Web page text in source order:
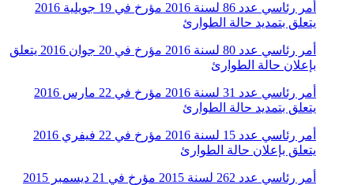
أمر رئاسي عدد 86 لسنة 2016 مؤرخ في 19 جويلية 2016
يتعلق بتمديد حالة الطوارئ
أمر رئاسي عدد 80 لسنة 2016 مؤرخ في 20 جوان 2016 يتعلق
بإعلان حالة الطوارئ
أمر رئاسي عدد 31 لسنة 2016 مؤرخ في 22 مارس 2016
يتعلق بتمديد حالة الطوارئ
أمر رئاسي عدد 15 لسنة 2016 مؤرخ في 22 فيفري 2016
يتعلق بإعلان حالة الطوارئ
أمر رئاسي عدد 262 لسنة 2015 مؤرخ في 21 ديسمبر 2015